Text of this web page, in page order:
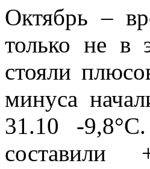
Октябрь –
только не в
стояли
минуса
31.10 -